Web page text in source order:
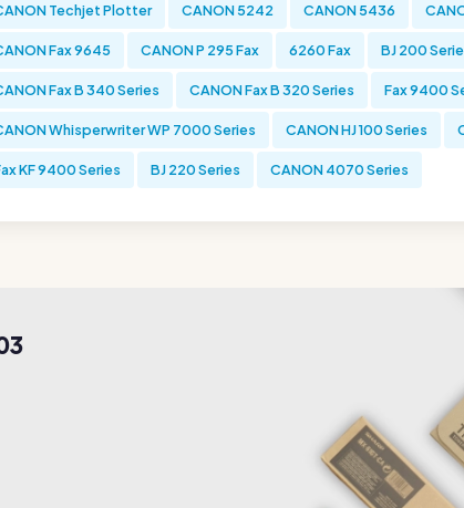
Techjet Plotter CANON 5242 CANON 5436
Fax 9645 CANON P 295 Fax 6260 Fax BJ 200
Fax B 340 Series CANON Fax B 320 Series Fax 9400
Whisperwriter WP 7000 Series CANON HJ 100 Series
KF 9400 Series BJ 220 Series CANON 4070 Series